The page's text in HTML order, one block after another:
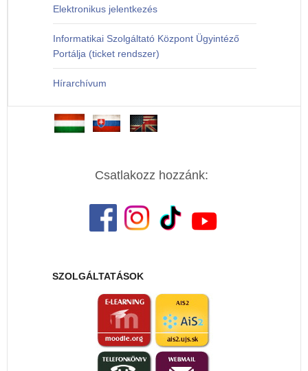
Elektronikus jelentkezés
Informatikai Szolgáltató Központ Ügyintéző
Portálja (ticket rendszer)
Hírarchívum
Csatlakozz hozzánk:
SZOLGÁLTATÁSOK